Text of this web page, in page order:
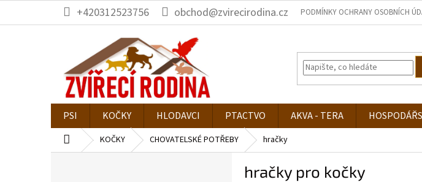
obsah
+420312523756 obchod@zvirecirodina.cz PODMÍNKY OCHRANY OSOBNÍCH
PSI KOČKY HLODAVCI PTACTVO AKVA - TERA
Domů KOČKY CHOVATELSKÉ POTŘEBY hračky
hračky pro kočky